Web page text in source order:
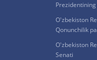
O'zbekiston
Qonunchilik
O'zbekiston
Senati